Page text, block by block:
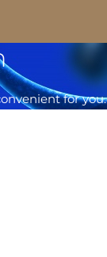
for you.